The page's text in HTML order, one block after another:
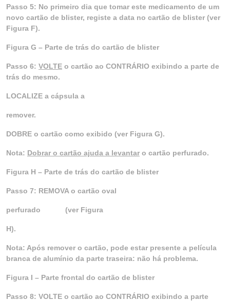
Passo 5: No primeiro dia que tomar este medicamento de um
novo cartão de blister, registe a data no cartão de blister (ver
Figura F).
Figura G – Parte de trás do cartão de blister
Passo 6: VOLTE o cartão ao CONTRÁRIO exibindo a parte de
trás do mesmo.
LOCALIZE a cápsula a
remover.
DOBRE o cartão como exibido (ver Figura G).
Nota: Dobrar o cartão ajuda a levantar o cartão perfurado.
Figura H – Parte de trás do cartão de blister
Passo 7: REMOVA o cartão oval
perfurado (ver Figura
H).
Nota: Após remover o cartão, pode estar presente a película
branca de alumínio da parte traseira: não há problema.
Figura I – Parte frontal do cartão de blister
Passo 8: VOLTE o cartão ao CONTRÁRIO exibindo a parte